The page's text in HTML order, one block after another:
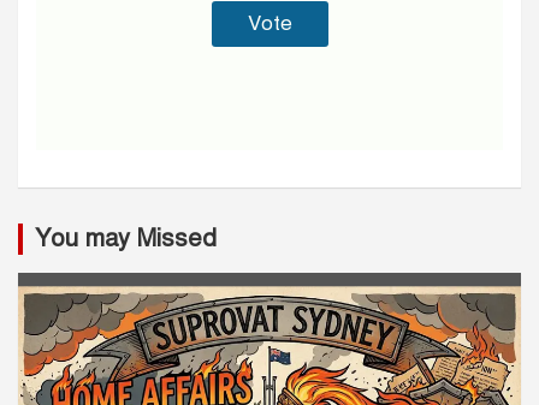
You may Missed